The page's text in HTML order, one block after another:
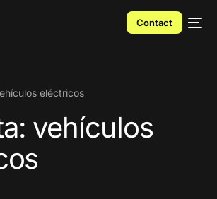
Contact
eléctricos
vehículos